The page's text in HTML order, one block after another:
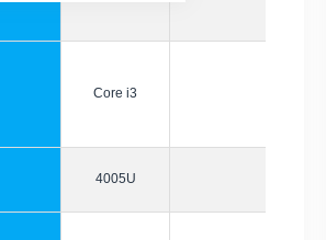
Core i3
4005U